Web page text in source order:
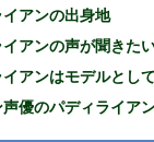
アンの出身地
アンの声が聞きた
アンはモデルとし
声優のパディライア